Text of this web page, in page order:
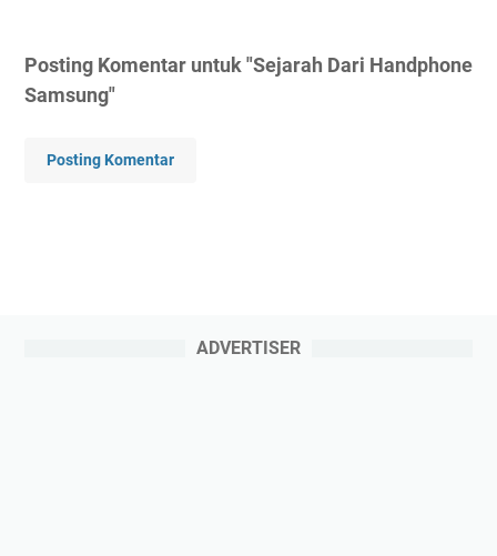
Posting Komentar untuk "Sejarah Dari Handphone
Samsung"
Posting Komentar
ADVERTISER